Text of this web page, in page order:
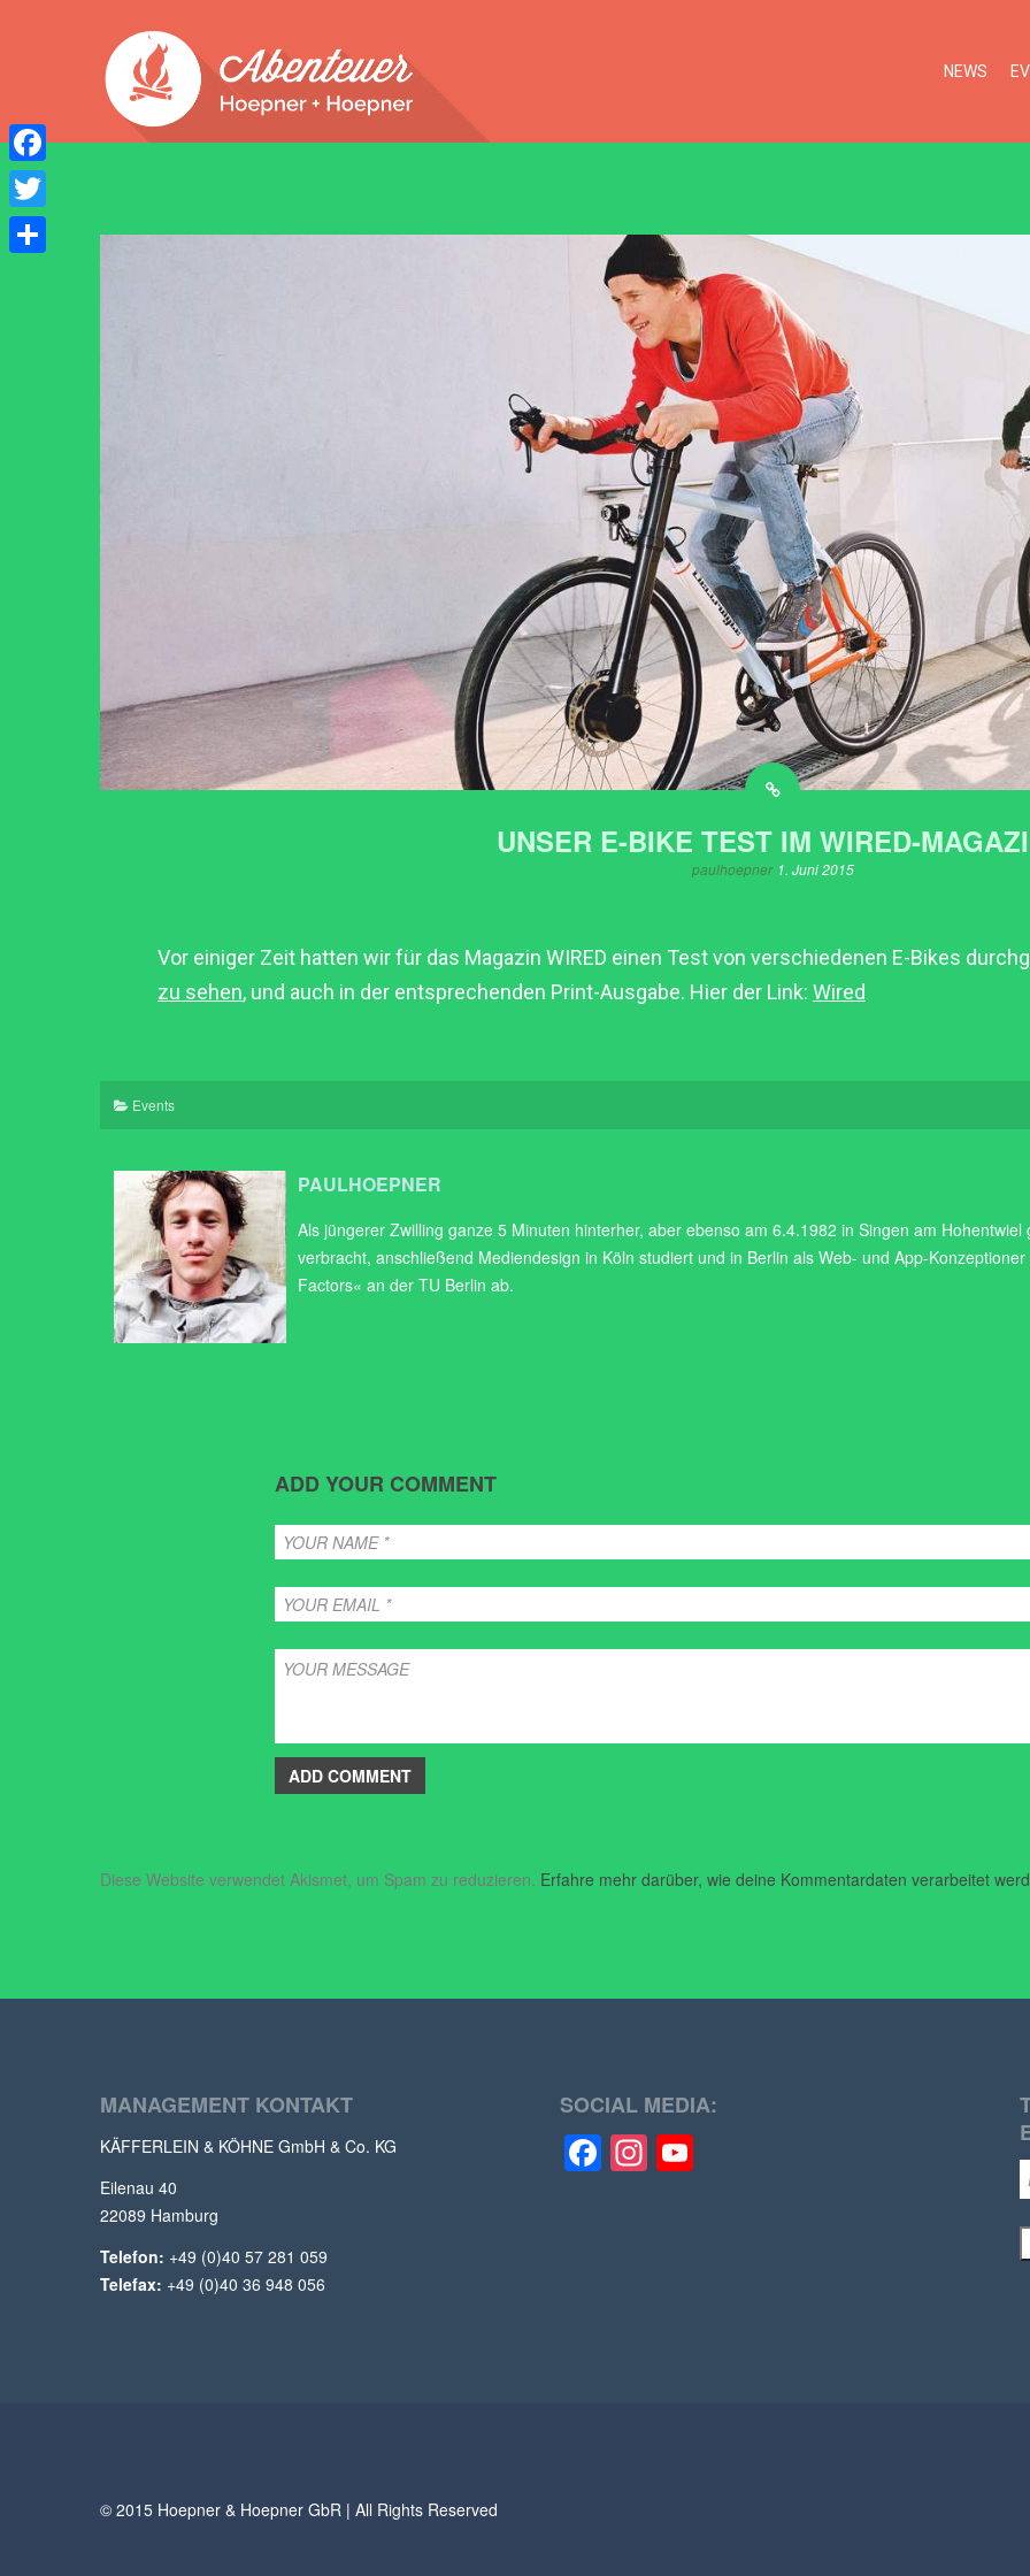
NEWS
UNSER E-BIKE TEST IM WIRED-
paulhoepner 1. Juni 2015
Vor einiger Zeit hatten wir für das Magazin WIRED einen Test von verschiedenen E-Bikes
zu sehen, und auch in der entsprechenden Print-Ausgabe. Hier der Link: Wired
Events
PAULHOEPNER
Als jüngerer Zwilling ganze 5 Minuten hinterher, aber ebenso am 6.4.1982 in Singen am
verbracht, anschließend Mediendesign in Köln studiert und in Berlin als Web- und App-
Factors« an der TU Berlin ab.
ADD YOUR COMMENT
ADD COMMENT
Diese Website verwendet Akismet, um Spam zu reduzieren. Erfahre mehr darüber, wie deine Kommentardaten verarbeitet
MANAGEMENT KONTAKT
KÄFFERLEIN & KÖHNE GmbH & Co. KG
Eilenau 40
22089 Hamburg
Telefon: +49 (0)40 57 281 059
Telefax: +49 (0)40 36 948 056
SOCIAL MEDIA:
Facebook
Instagram
© 2015 Hoepner & Hoepner GbR | All Rights Reserved
Facebook
Twitter